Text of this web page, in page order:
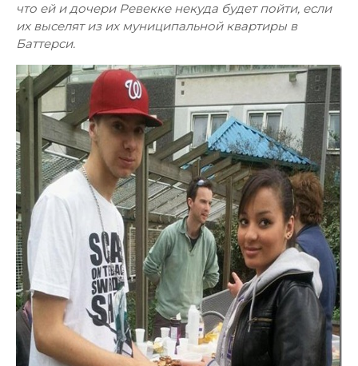
что ей и дочери Ревекке некуда будет пойти, если
их выселят из их муниципальной квартиры в
Баттерси.